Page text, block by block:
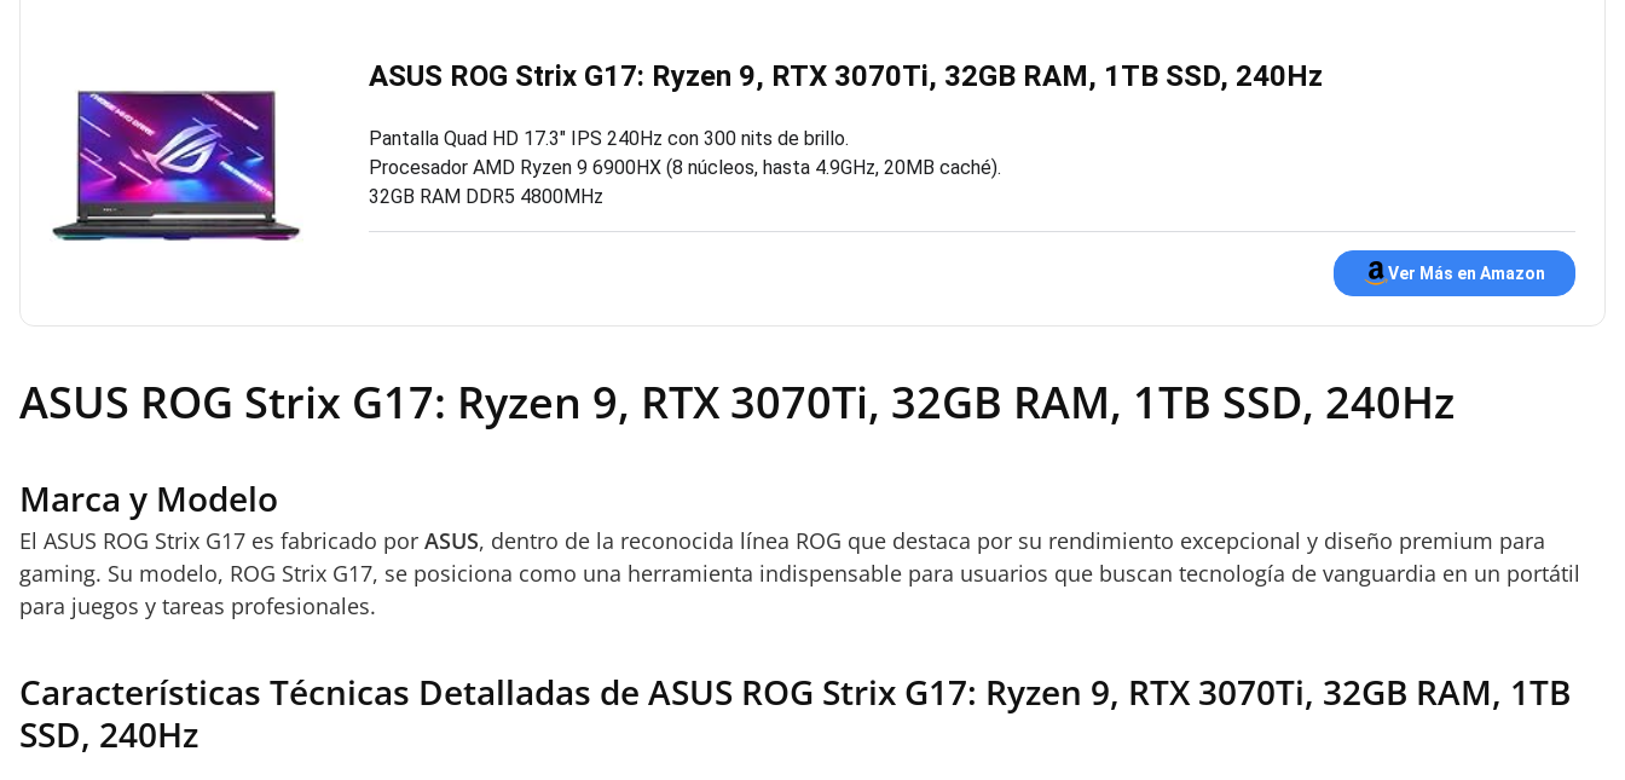
ASUS ROG Strix G17: Ryzen 9, RTX 3070Ti, 32GB RAM, 1TB SSD, 240Hz
Pantalla Quad HD 17.3″ IPS 240Hz con 300 nits de brillo.
Procesador AMD Ryzen 9 6900HX (8 núcleos, hasta 4.9GHz, 20MB caché).
32GB RAM DDR5 4800MHz
Ver Más en Amazon
ASUS ROG Strix G17: Ryzen 9, RTX 3070Ti, 32GB RAM, 1TB SSD, 240Hz
Marca y Modelo
El ASUS ROG Strix G17 es fabricado por ASUS, dentro de la reconocida línea ROG que destaca por su rendimiento excepcional y diseño premium para
gaming. Su modelo, ROG Strix G17, se posiciona como una herramienta indispensable para usuarios que buscan tecnología de vanguardia en un portátil
para juegos y tareas profesionales.
Características Técnicas Detalladas de ASUS ROG Strix G17: Ryzen 9, RTX 3070Ti, 32GB RAM, 1TB
SSD, 240Hz